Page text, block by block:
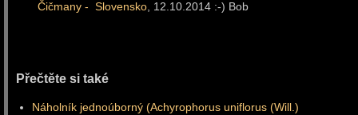
Čičmany - Slovensko, 12.10.2014 :-) Bob
Přečtěte si také
Náholník jednoúborný (Achyrophorus uniflorus (Will.)